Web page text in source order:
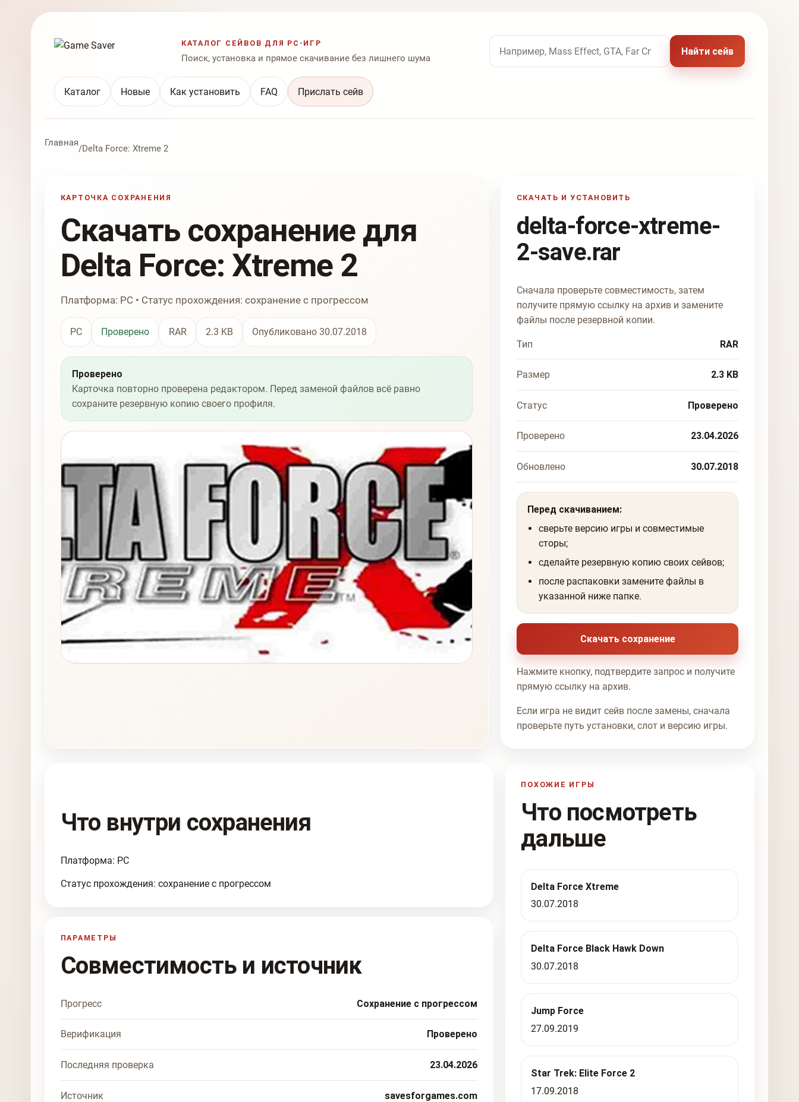
КАТАЛОГ СЕЙВОВ ДЛЯ PC-ИГР
Поиск, установка и прямое скачивание без лишнего шума
Поиск по названию игры
Найти сейв
Каталог Новые Как установить FAQ Прислать сейв
Главная
/Delta Force: Xtreme 2
КАРТОЧКА СОХРАНЕНИЯ
Скачать сохранение для
Delta Force: Xtreme 2
Платформа: PC • Статус прохождения: сохранение с прогрессом
PC Проверено RAR 2.3 KB Опубликовано 30.07.2018
Проверено
Карточка повторно проверена редактором. Перед заменой файлов всё равно
сохраните резервную копию своего профиля.
СКАЧАТЬ И УСТАНОВИТЬ
delta-force-xtreme-
2-save.rar
Сначала проверьте совместимость, затем
получите прямую ссылку на архив и замените
файлы после резервной копии.
Тип RAR
Размер 2.3 KB
Статус Проверено
Проверено 23.04.2026
Обновлено 30.07.2018
Перед скачиванием:
сверьте версию игры и совместимые
сторы;
сделайте резервную копию своих сейвов;
после распаковки замените файлы в
указанной ниже папке.
Скачать сохранение
Нажмите кнопку, подтвердите запрос и получите
прямую ссылку на архив.
Если игра не видит сейв после замены, сначала
проверьте путь установки, слот и версию игры.
Что внутри сохранения
Платформа: PC
Статус прохождения: сохранение с прогрессом
ПАРАМЕТРЫ
Совместимость и источник
Прогресс Сохранение с прогрессом
Верификация Проверено
Последняя проверка 23.04.2026
Источник savesforgames.com
ПОХОЖИЕ ИГРЫ
Что посмотреть
дальше
Delta Force Xtreme
30.07.2018
Delta Force Black Hawk Down
30.07.2018
Jump Force
27.09.2019
Star Trek: Elite Force 2
17.09.2018